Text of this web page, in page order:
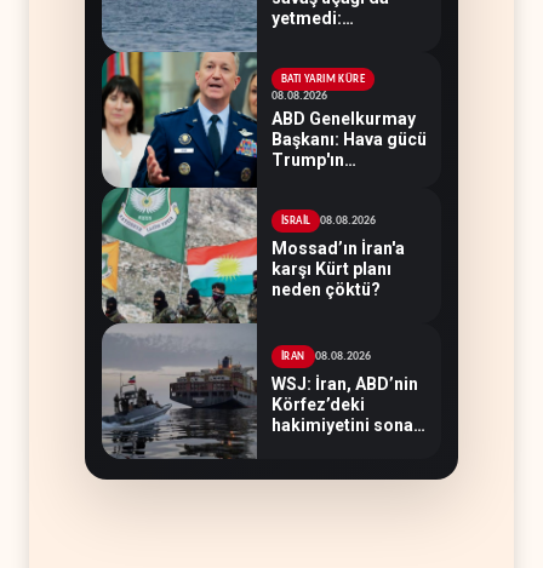
yetmedi:
BATI YARIM KÜRE
08.08.2026
ABD Genelkurmay
Başkanı: Hava gücü
Trump'ın
İSRAİL 08.08.2026
Mossad’ın İran'a
karşı Kürt planı
neden çöktü?
İRAN 08.08.2026
WSJ: İran, ABD’nin
Körfez’deki
hakimiyetini sona